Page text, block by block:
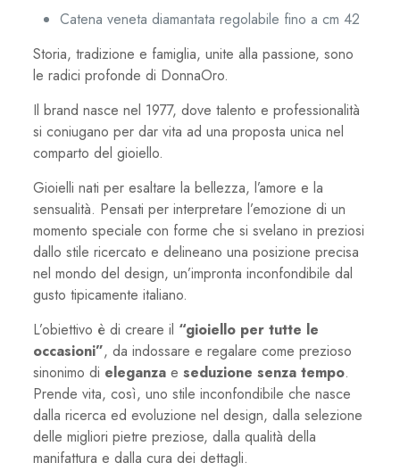
Catena veneta diamantata regolabile fino a cm 42
Storia, tradizione e famiglia, unite alla passione, sono
le radici profonde di DonnaOro.
Il brand nasce nel 1977, dove talento e professionalità
si coniugano per dar vita ad una proposta unica nel
comparto del gioiello.
Gioielli nati per esaltare la bellezza, l’amore e la
sensualità. Pensati per interpretare l’emozione di un
momento speciale con forme che si svelano in preziosi
dallo stile ricercato e delineano una posizione precisa
nel mondo del design, un’impronta inconfondibile dal
gusto tipicamente italiano.
L’obiettivo è di creare il “gioiello per tutte le
occasioni”, da indossare e regalare come prezioso
sinonimo di eleganza e seduzione senza tempo.
Prende vita, così, uno stile inconfondibile che nasce
dalla ricerca ed evoluzione nel design, dalla selezione
delle migliori pietre preziose, dalla qualità della
manifattura e dalla cura dei dettagli.